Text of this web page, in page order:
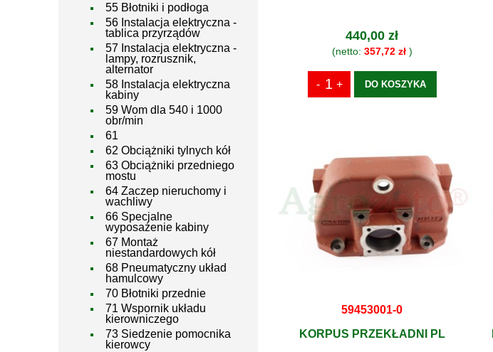
55 Błotniki i podłoga
56 Instalacja elektryczna -
tablica przyrządów
57 Instalacja elektryczna -
lampy, rozrusznik,
alternator
58 Instalacja elektryczna
kabiny
59 Wom dla 540 i 1000
obr/min
61
62 Obciążniki tylnych kół
63 Obciążniki przedniego
mostu
64 Zaczep nieruchomy i
wachliwy
66 Specjalne
wyposażenie kabiny
67 Montaż
niestandardowych kół
68 Pneumatyczny układ
hamulcowy
70 Błotniki przednie
71 Wspornik układu
kierowniczego
73 Siedzenie pomocnika
kierowcy
440,00 zł
(netto: 357,72 zł)
DO KOSZYKA
59453001-0
KORPUS PRZEKŁADNI PL